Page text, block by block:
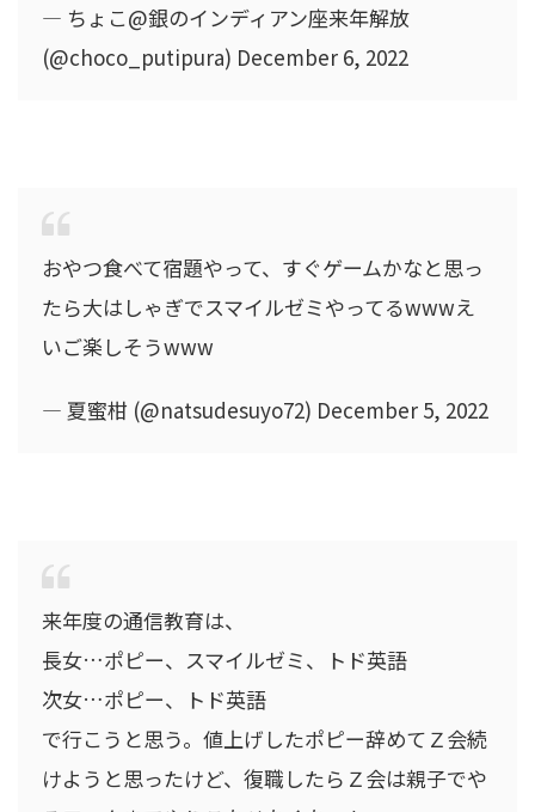
— ちょこ@銀のインディアン座来年解放
(@choco_putipura) December 6, 2022
おやつ食べて宿題やって、すぐゲームかなと思っ
たら大はしゃぎでスマイルゼミやってるwwwえ
いご楽しそうwww
— 夏蜜柑 (@natsudesuyo72) December 5, 2022
来年度の通信教育は、
長女…ポピー、スマイルゼミ、トド英語
次女…ポピー、トド英語
で行こうと思う。値上げしたポピー辞めてＺ会続
けようと思ったけど、復職したらＺ会は親子でや